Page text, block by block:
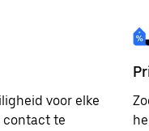
voor elke
contact te